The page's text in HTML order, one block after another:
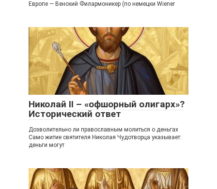
Европе — Венский Филармоникер (по немецки Wiener
Николай II – «офшорный олигарх»?
Исторический ответ
Дозволительно ли православным молиться о деньгах
Само житие святителя Николая Чудотворца указывает:
деньги могут